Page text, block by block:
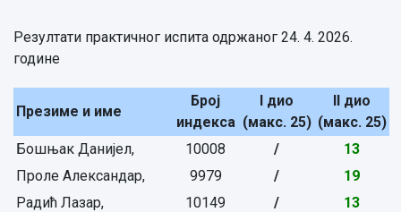
Резултати практичног испита одржаног 24. 4. 2026.
године
Презиме и име
Број
индекса
I дио
(макс. 25)
II дио
(макс. 25)
Бошњак Данијел,
10008 /
13
Проле Александар,
9979 /
19
Радић Лазар,
10149 /
13